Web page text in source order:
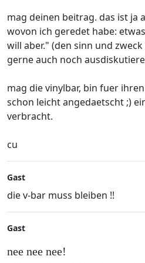
mag deinen beitrag. das ist ja
wovon ich geredet habe:
will aber." (den sinn und
gerne auch noch
mag die vinylbar, bin fuer
schon leicht angedaetscht ;)
verbracht.
cu
Gast
die v-bar muss bleiben !!
Gast
nee nee nee!